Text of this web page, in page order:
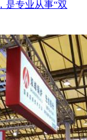
是专业从事“双